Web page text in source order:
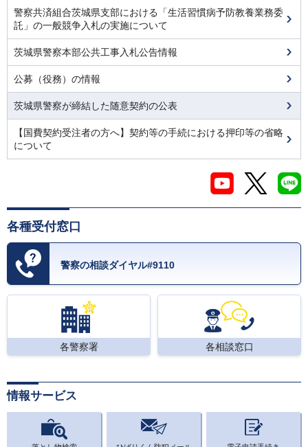
警察共済組合茨城県支部における「生活習慣病予防教養業務委
託」の一般競争入札の実施について
茨城県警察本部公共工事入札公告情報
公募（役務）の情報
茨城県警察が締結した随意契約の公表
【国費契約受注者の方へ】契約等の手続における押印等の省略
について
各種受付窓口
警察の相談ダイヤル#9110
各警察署 各相談窓口
情報サービス